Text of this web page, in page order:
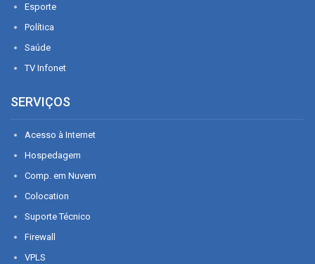
Esporte
Política
Saúde
TV Infonet
SERVIÇOS
Acesso à Internet
Hospedagem
Comp. em Nuvem
Colocation
Suporte Técnico
Firewall
VPLS